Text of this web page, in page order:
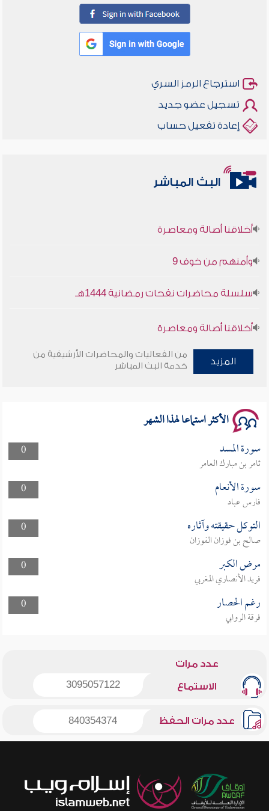
استرجاع الرمز السري
تسجيل عضو جديد
إعادة تفعيل حساب
البث المباشر
أخلاقنا أصالة ومعاصرة
وأمنهم من خوف 9
سلسلة محاضرات نفحات رمضانية 1444هـ
أخلاقنا أصالة ومعاصرة
وأمنهم من خوف 9
المزيد
من الفعاليات والمحاضرات الأرشيفية من
خدمة البث المباشر
الأكثر استماعا لهذا الشهر
0 سورة المسد
ثامر بن مبارك العامر
0
سورة الأنعام
فارس عباد
0
التوكل حقيقته وآثاره
صالح بن فوزان الفوزان
0
مرض الكبر
فريد الأنصاري المغربي
0
رغم الحصار
فرقة الروابي
عدد مرات
الاستماع 3095057122
عدد مرات الحفظ 840354374